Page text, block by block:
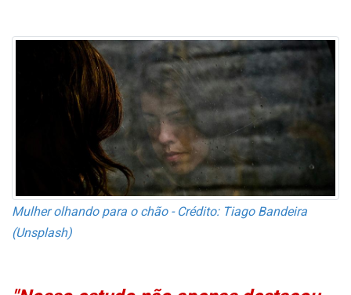
Mulher olhando para o chão - Crédito: Tiago Bandeira
(Unsplash)